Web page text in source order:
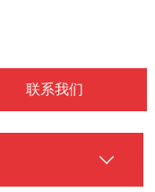
联系我们